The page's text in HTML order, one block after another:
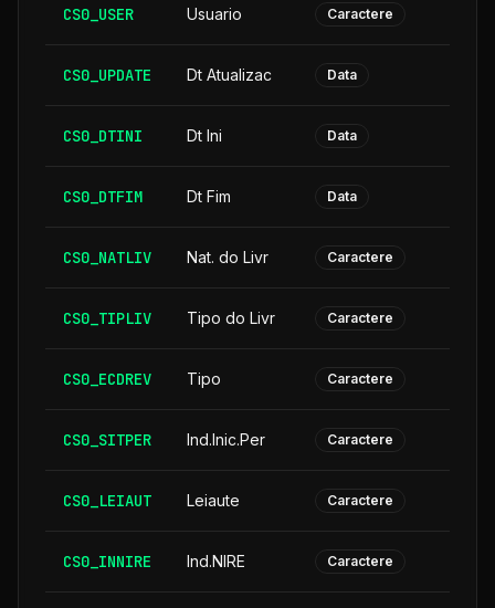
CS0_USER Usuario Caractere
CS0_UPDATE Dt Atualizac Data
CS0_DTINI Dt Ini Data
CS0_DTFIM Dt Fim Data
CS0_NATLIV Nat. do Livr Caractere
CS0_TIPLIV Tipo do Livr Caractere
CS0_ECDREV Tipo Caractere
CS0_SITPER Ind.Inic.Per Caractere
CS0_LEIAUT Leiaute Caractere
CS0_INNIRE Ind.NIRE Caractere